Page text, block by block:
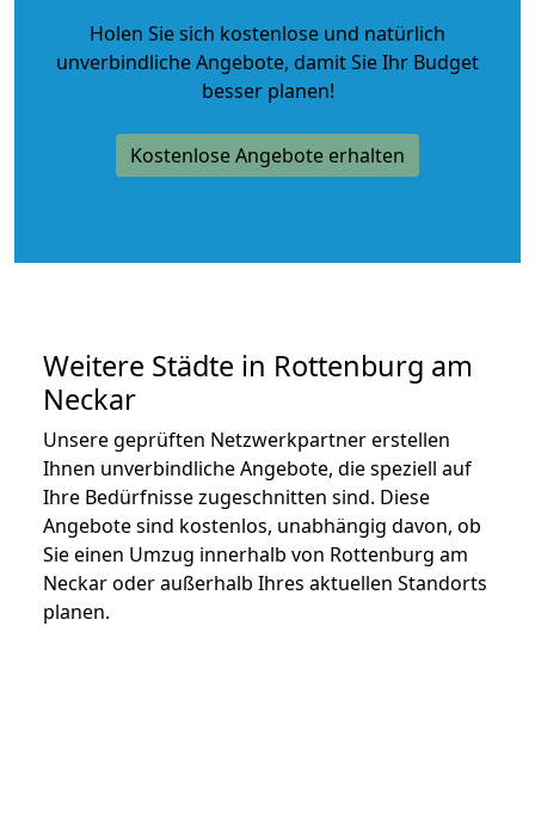
Holen Sie sich kostenlose und natürlich
unverbindliche Angebote, damit Sie Ihr Budget
besser planen!
Kostenlose Angebote erhalten
Weitere Städte in Rottenburg am
Neckar
Unsere geprüften Netzwerkpartner erstellen
Ihnen unverbindliche Angebote, die speziell auf
Ihre Bedürfnisse zugeschnitten sind. Diese
Angebote sind kostenlos, unabhängig davon, ob
Sie einen Umzug innerhalb von Rottenburg am
Neckar oder außerhalb Ihres aktuellen Standorts
planen.